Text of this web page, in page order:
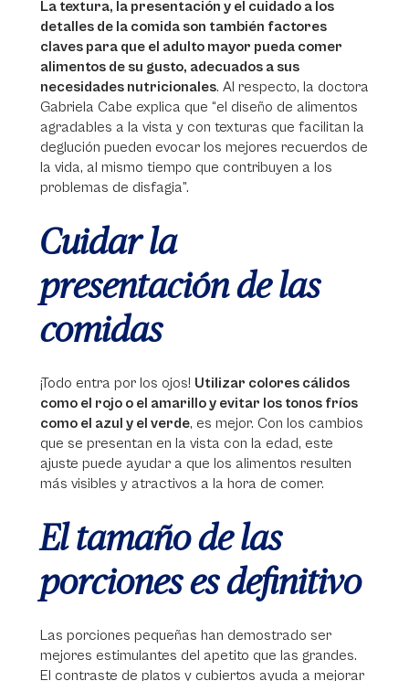
La textura, la presentación y el cuidado a los
detalles de la comida son también factores
claves para que el adulto mayor pueda comer
alimentos de su gusto, adecuados a sus
necesidades nutricionales. Al respecto, la doctora
Gabriela Cabe explica que “el diseño de alimentos
agradables a la vista y con texturas que facilitan la
deglución pueden evocar los mejores recuerdos de
la vida, al mismo tiempo que contribuyen a los
problemas de disfagia”.
Cuidar la
presentación de las
comidas
¡Todo entra por los ojos! Utilizar colores cálidos
como el rojo o el amarillo y evitar los tonos fríos
como el azul y el verde, es mejor. Con los cambios
que se presentan en la vista con la edad, este
ajuste puede ayudar a que los alimentos resulten
más visibles y atractivos a la hora de comer.
El tamaño de las
porciones es definitivo
Las porciones pequeñas han demostrado ser
mejores estimulantes del apetito que las grandes.
El contraste de platos y cubiertos ayuda a mejorar